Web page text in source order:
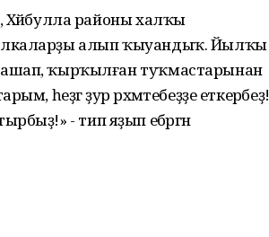
Хәйбулла районы халҡы
алып ҡыуандыҡ. Йылҡы
ашап, ҡырҡылған туҡмастарынан
һеҙгә ҙур рәхмәтебеҙҙе еткерәбеҙ!
- тип яҙып ебәргән